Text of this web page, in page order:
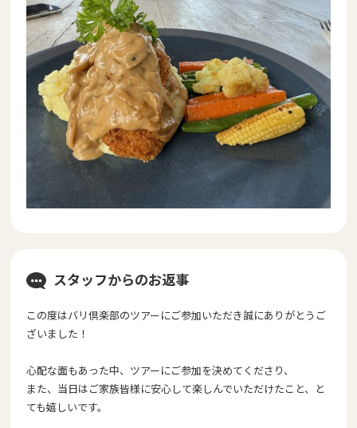
スタッフからのお返事
この度はバリ倶楽部のツアーにご参加いただき誠にありがとうご
ざいました！
心配な面もあった中、ツアーにご参加を決めてくださり、
また、当日はご家族皆様に安心して楽しんでいただけたこと、と
ても嬉しいです。